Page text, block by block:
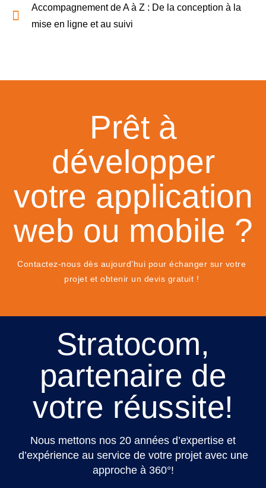
Accompagnement de A à Z : De la conception à la
mise en ligne et au suivi
Prêt à
développer
votre application
web ou mobile ?
Contactez-nous dès aujourd’hui pour échanger sur votre
projet et obtenir un devis gratuit !
Stratocom,
partenaire de
votre réussite!
Nous mettons nos 20 années d’expertise et
d’expérience au service de votre projet avec une
approche à 360°!